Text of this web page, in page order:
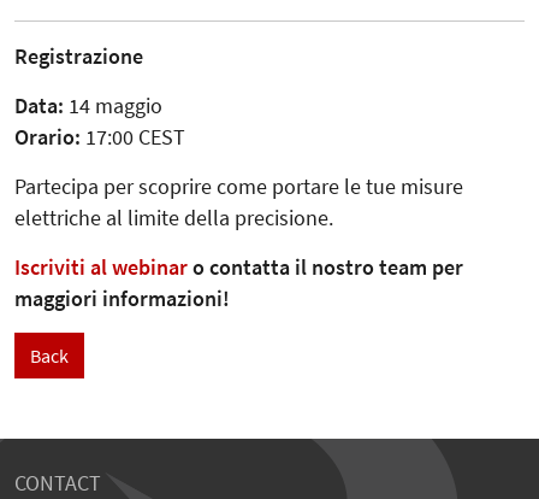
Registrazione
Data: 14 maggio
Orario: 17:00 CEST
Partecipa per scoprire come portare le tue misure
elettriche al limite della precisione.
Iscriviti al webinaro contatta il nostro team per
maggiori informazioni!
Back
CONTACT